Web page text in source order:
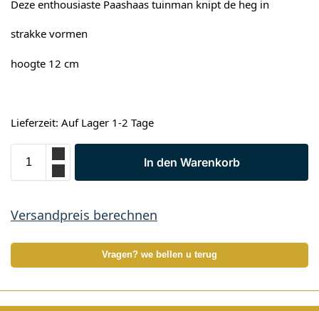
Deze enthousiaste Paashaas tuinman knipt de heg in
strakke vormen
hoogte 12 cm
Lieferzeit: Auf Lager 1-2 Tage
In den Warenkorb
Versandpreis berechnen
Vragen? we bellen u terug